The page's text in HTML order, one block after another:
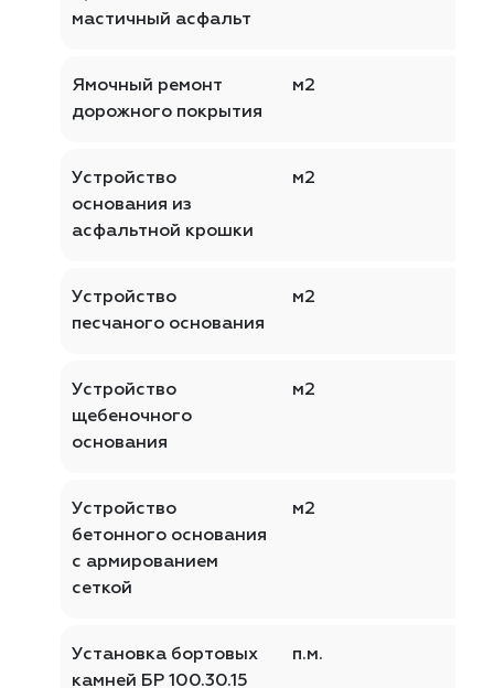
мастичный асфальт
Ямочный ремонт
дорожного покрытия
м2
Устройство
основания из
асфальтной крошки
м2
Устройство
песчаного основания
м2
Устройство
щебеночного
основания
м2
Устройство
бетонного основания
с армированием
сеткой
м2
Установка бортовых
камней БР 100.30.15
п.м.